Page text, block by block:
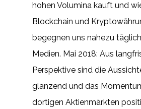
hohen Volumina kauft und
Blockchain und
begegnen uns nahezu
Medien. Mai 2018: Aus
Perspektive sind die
glänzend und das
dortigen Aktienmärkten